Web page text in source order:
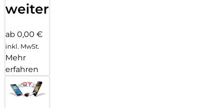
weiter
ab 0,00 €
inkl. MwSt.
Mehr
erfahren